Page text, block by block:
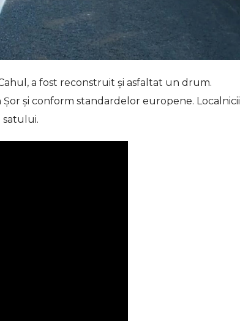
a fost reconstruit și asfaltat un drum.
și conform standardelor europene. Localnicii
satului.